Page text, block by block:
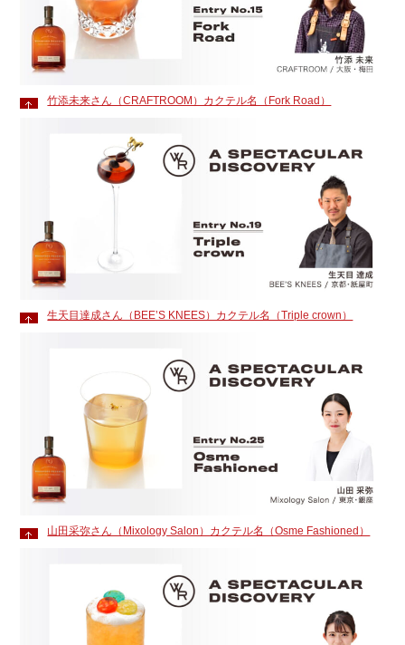
竹添未来さん（CRAFTROOM）カクテル名（Fork Road）
生天目達成さん（BEE’S KNEES）カクテル名（Triple crown）
山田采弥さん（Mixology Salon）カクテル名（Osme Fashioned）